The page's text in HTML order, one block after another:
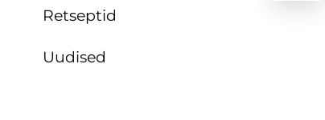
Retseptid
Uudised